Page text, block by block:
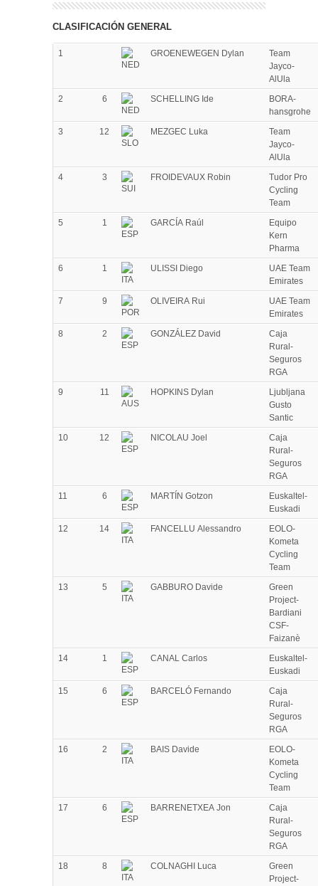
CLASIFICACIÓN GENERAL
1 GROENEWEGEN Dylan
Team
Jayco-
AlUla
2
6 SCHELLING Ide
BORA-
hansgrohe
3
12 MEZGEC Luka
Team
Jayco-
AlUla
4
3 FROIDEVAUX Robin
Tudor Pro
Cycling
Team
5
1 GARCÍA Raúl
Equipo
Kern
Pharma
6
1 ULISSI Diego
UAE Team
Emirates
7
9 OLIVEIRA Rui
UAE Team
Emirates
8
2 GONZÁLEZ David
Caja
Rural-
Seguros
RGA
9
11 HOPKINS Dylan
Ljubljana
Gusto
Santic
10
12 NICOLAU Joel
Caja
Rural-
Seguros
RGA
11
6 MARTÍN Gotzon
Euskaltel-
Euskadi
12
14 FANCELLU Alessandro
EOLO-
Kometa
Cycling
Team
13
5 GABBURO Davide
Green
Project-
Bardiani
CSF-
Faizanè
14
1 CANAL Carlos
Euskaltel-
Euskadi
15
6 BARCELÓ Fernando
Caja
Rural-
Seguros
RGA
16
2 BAIS Davide
EOLO-
Kometa
Cycling
Team
17
6 BARRENETXEA Jon
Caja
Rural-
Seguros
RGA
18
8 COLNAGHI Luca
Green
Project-